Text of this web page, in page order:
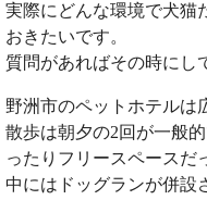
実際にどんな環境で犬猫
おきたいです。
質問があればその時にし
野洲市のペットホテルは
散歩は朝夕の2回が一般
ったりフリースペースだ
中にはドッグランが併設